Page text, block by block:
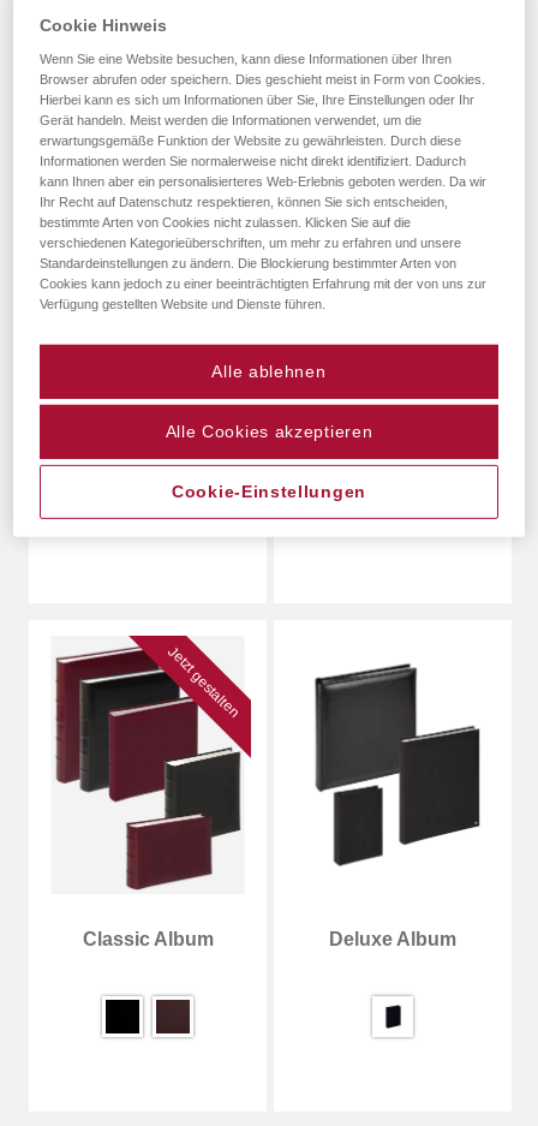
Monza Album Albenaktion 2024
Jetzt gestalten
Classic Album Deluxe Album
Cookie Hinweis
Wenn Sie eine Website besuchen, kann diese Informationen über Ihren
Browser abrufen oder speichern. Dies geschieht meist in Form von Cookies.
Hierbei kann es sich um Informationen über Sie, Ihre Einstellungen oder Ihr
Gerät handeln. Meist werden die Informationen verwendet, um die
erwartungsgemäße Funktion der Website zu gewährleisten. Durch diese
Informationen werden Sie normalerweise nicht direkt identifiziert. Dadurch
kann Ihnen aber ein personalisierteres Web-Erlebnis geboten werden. Da wir
Ihr Recht auf Datenschutz respektieren, können Sie sich entscheiden,
bestimmte Arten von Cookies nicht zulassen. Klicken Sie auf die
verschiedenen Kategorieüberschriften, um mehr zu erfahren und unsere
Standardeinstellungen zu ändern. Die Blockierung bestimmter Arten von
Cookies kann jedoch zu einer beeinträchtigten Erfahrung mit der von uns zur
Verfügung gestellten Website und Dienste führen.
Alle ablehnen
Alle Cookies akzeptieren
Cookie-Einstellungen